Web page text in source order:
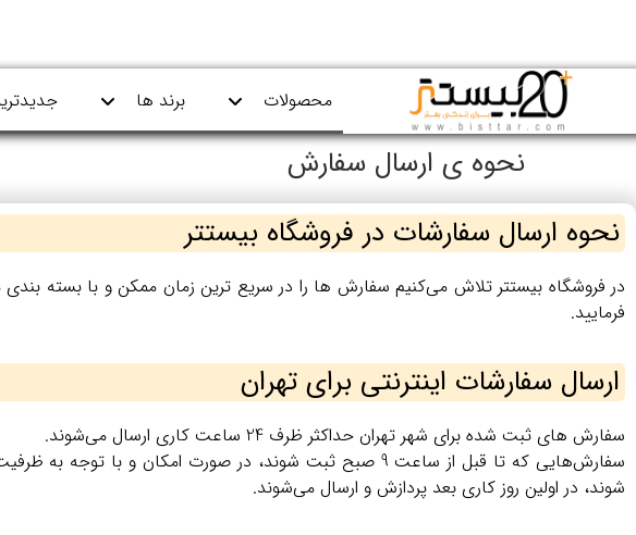
محصولات برند ها
نحوه ی ارسال سفارش
نحوه ارسال سفارشات در فروشگاه بیستتر
در فروشگاه بیستتر تلاش می‌کنیم سفارش‌ ها را در سریع‌ ترین زمان ممکن و با بسته‌
فرمایید.
ارسال سفارشات اینترنتی برای تهران
سفارش‌ های ثبت‌ شده برای شهر تهران حداکثر ظرف 24 ساعت کاری ارسال می‌شوند.
شوند، در اولین روز کاری بعد پردازش و ارسال می‌شوند.